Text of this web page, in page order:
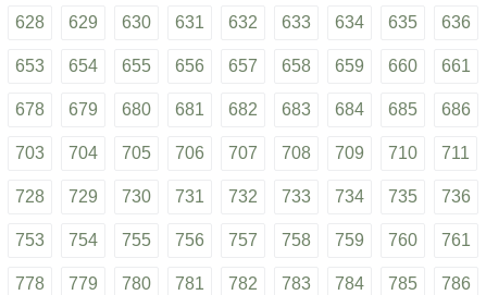
628 629 630 631 632 633 634 635 636
653 654 655 656 657 658 659 660 661
678 679 680 681 682 683 684 685 686
703 704 705 706 707 708 709 710 711
728 729 730 731 732 733 734 735 736
753 754 755 756 757 758 759 760 761
778 779 780 781 782 783 784 785 786